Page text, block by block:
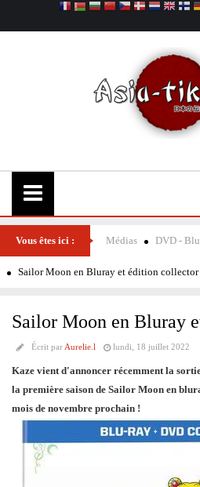
Vous êtes ici : Médias DVD -
Sailor Moon en Bluray et édition collector
Sailor Moon en Bluray
Écrit par Aurelie.l lundi, 18 juillet 2022
Kaze vient d'annoncer récemment la
la première saison de Sailor Moon en
mois de novembre prochain !